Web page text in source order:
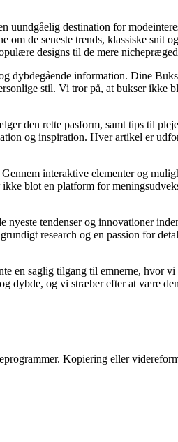
destination for
de seneste trends, klassiske snit
designs til de mere
dybdegående information. Dine
stil. Vi tror på, at bukser ikke
den rette pasform, samt tips til
og inspiration. Hver artikel er
interaktive elementer og
blot en platform for
tendenser og innovationer
research og en passion for
saglig tilgang til emnerne, hvor vi
dybde, og vi stræber efter at være
Kopiering eller